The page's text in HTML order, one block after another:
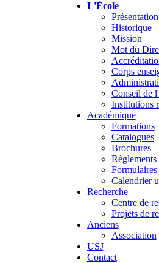
L'École
Présentation
Historique
Mission
Mot du
Corps
Conseil de
Institutions
Académique
Formations
Catalogues
Brochures
Règlements
Formulaires
Calendrier
Recherche
Centre de
Projets de
Anciens
Association
USJ
Contact